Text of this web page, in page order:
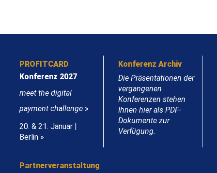
PROFITCARD
Konferenz 2027
meet the digital
payment challenge »
20. & 21. Januar |
Berlin »
Konferenz Archiv
Die Präsentationen der
vergangenen
Konferenzen stehen
Ihnen hier als PDF-
Dokumente zur
Verfügung.
Partnerveranstaltung